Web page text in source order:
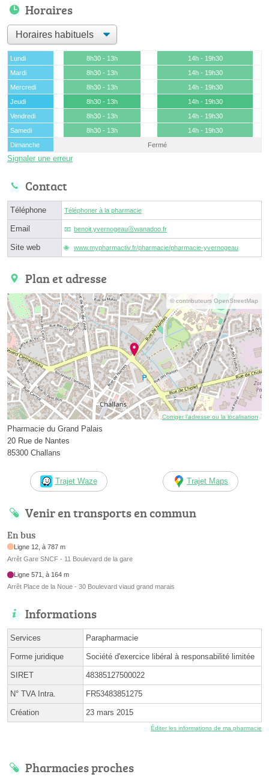
Horaires
Lundi 8h30 - 13h
14h - 19h30
Mardi
8h30 - 13h
14h - 19h30
Mercredi
8h30 - 13h
14h - 19h30
Jeudi
8h30 - 13h
14h - 19h30
Vendredi
8h30 - 13h
14h - 19h30
Samedi
8h30 - 13h
14h - 19h30
Dimanche
Fermé
Signaler une erreur
Contact
Téléphone Téléphoner à la pharmacie
Email benoit.yvernogeauⓐwanadoo.fr
Site web www.mypharmactiv.fr/pharmacie/pharmacie-yvernogeau
Plan et adresse
© contributeurs OpenStreetMap
Corriger l’adresse ou la localisation
Pharmacie du Grand Palais
20 Rue de Nantes
85300 Challans
Trajet Waze Trajet Maps
Venir en transports en commun
En bus
Ligne 12, à 787 m
Arrêt Gare SNCF - 11 Boulevard de la gare
Ligne 571, à 164 m
Arrêt Place de la Noue - 30 Boulevard viaud grand marais
Informations
Services Parapharmacie
Forme juridique Société d'exercice libéral à responsabilité limitée
SIRET 48385127500022
N° TVA Intra. FR53483851275
Création 23 mars 2015
Éditer les informations de ma pharmacie
Pharmacies proches